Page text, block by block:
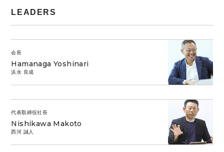
LEADERS
会長
Hamanaga Yoshinari
浜永 良成
代表取締役社長
Nishikawa Makoto
西河 誠人